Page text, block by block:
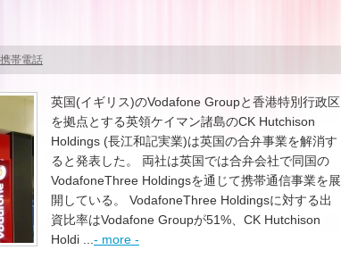
帯電話
英国(イギリス)のVodafone Groupと香港特別行政区
を拠点とする英領ケイマン諸島のCK Hutchison
Holdings (長江和記実業)は英国の合弁事業を解消す
ると発表した。 両社は英国では合弁会社で同国の
VodafoneThree Holdingsを通じて携帯通信事業を展
開している。 VodafoneThree Holdingsに対する出
資比率はVodafone Groupが51%、CK Hutchison
Holdi ... - more -